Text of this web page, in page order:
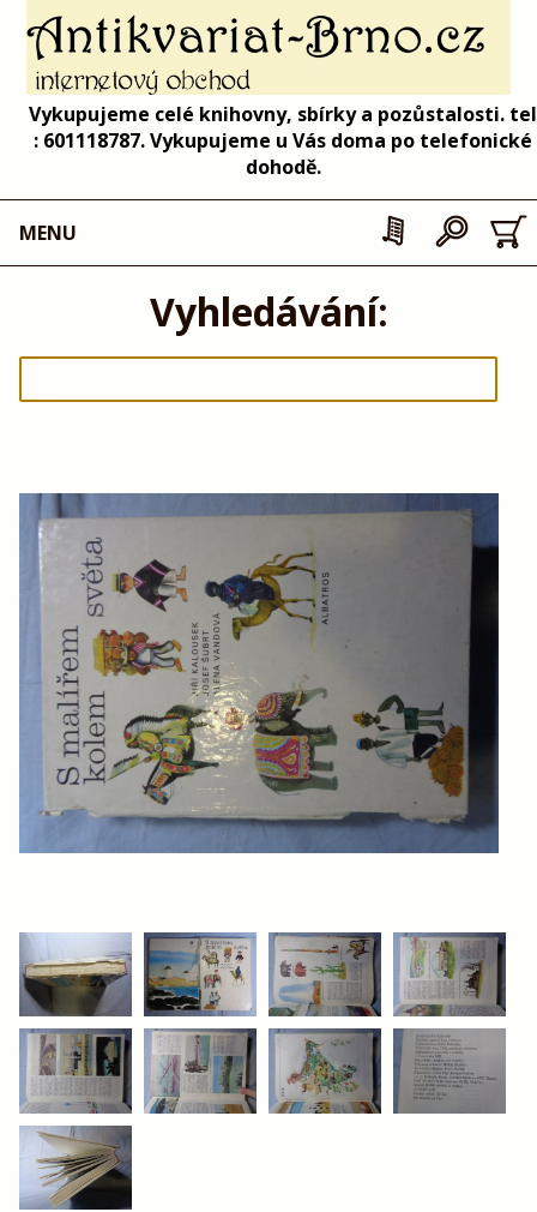
Vykupujeme celé knihovny, sbírky a pozůstalosti. tel
: 601118787. Vykupujeme u Vás doma po telefonické
dohodě.
MENU
Vyhledávání: